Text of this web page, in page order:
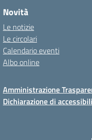
Novità
Le notizie
Le circolari
Calendario eventi
Albo online
Amministrazione
Dichiarazione di